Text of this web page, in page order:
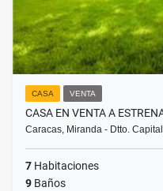
CASA VENTA
CASA EN VENTA A
Caracas, Miranda - Dtto.
7 Habitaciones
9 Baños